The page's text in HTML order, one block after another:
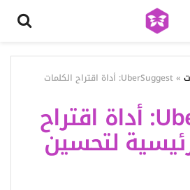
»
UberSuggest: أداة اقتراح الكلمات
UberSuggest: أداة اقتراح
لتحسين